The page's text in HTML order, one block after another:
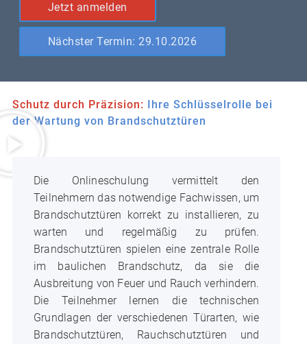
Jetzt anmelden
Nächster Termin: 29.10.2026
Schutz durch Präzision: Ihre Schlüsselrolle bei
der Wartung von Brandschutztüren
Die Onlineschulung vermittelt den
Teilnehmern das notwendige Fachwissen, um
Brandschutztüren korrekt zu installieren, zu
warten und regelmäßig zu prüfen.
Brandschutztüren spielen eine zentrale Rolle
im baulichen Brandschutz, da sie die
Ausbreitung von Feuer und Rauch verhindern.
Die Teilnehmer lernen die technischen
Grundlagen der verschiedenen Türarten, wie
Brandschutztüren, Rauchschutztüren und